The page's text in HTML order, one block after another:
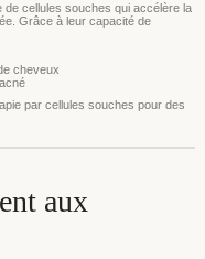
cellules souches qui accélère la
Grâce à leur capacité de
cheveux
par cellules souches pour des
aux